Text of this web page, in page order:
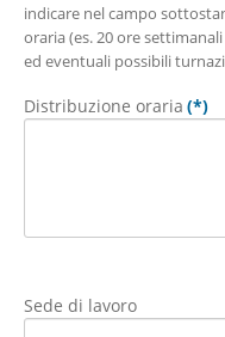
indicare nel campo
oraria (es. 20 ore
ed eventuali possibili
Distribuzione oraria (*)
Sede di lavoro